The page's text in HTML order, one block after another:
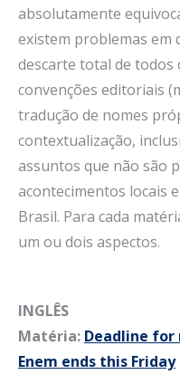
absolutamente
existem problemas em
descarte total de todos
convenções editoriais
tradução de nomes
contextualização,
assuntos que não são
acontecimentos locais
Brasil. Para cada
um ou dois aspectos.
INGLÊS
Matéria: Deadline
Enem ends this Friday